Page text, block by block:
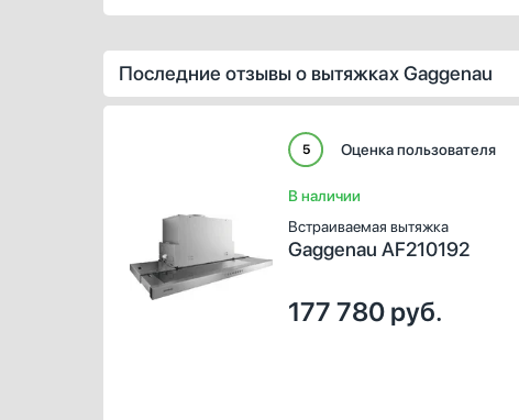
Последние отзывы о вытяжках Gaggenau
5 Оценка пользователя
В наличии
Встраиваемая вытяжка
Gaggenau AF210192
177 780 руб.